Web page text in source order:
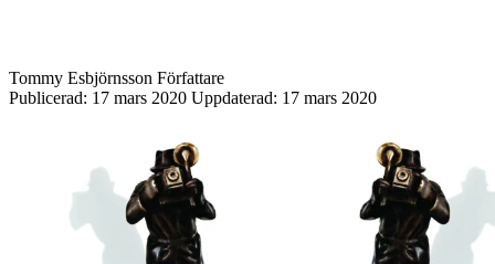
Tommy Esbjörnsson Författare
Publicerad: 17 mars 2020 Uppdaterad: 17 mars 2020